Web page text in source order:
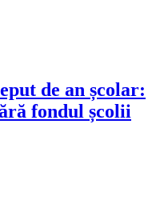
de an școlar:
fondul școlii